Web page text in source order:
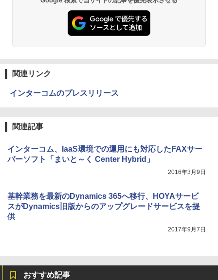
関連リンク
インターコムのプレスリリース
関連記事
インターコム、IaaS環境での運用にも対応したFAXサー
バーソフト「まいと～く Center Hybrid」
2016年3月9日
基幹業務を最新のDynamics 365へ移行、HOYAサービ
スがDynamics旧版からのアップグレードサービスを提
供
2017年9月7日
おすすめ記事